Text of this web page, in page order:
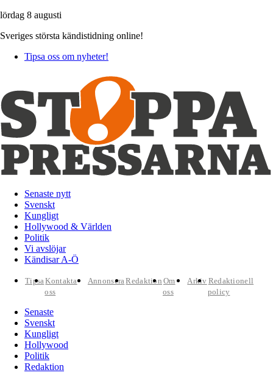
lördag 8 augusti
Sveriges största kändistidning online!
Tipsa oss om nyheter!
Senaste nytt
Svenskt
Kungligt
Hollywood & Världen
Politik
Vi avslöjar
Kändisar A-Ö
TipsaKontakta
oss
AnnonseraRedaktion Om
oss
Arkiv Redaktionell
policy
Senaste
Svenskt
Kungligt
Hollywood
Politik
Redaktion